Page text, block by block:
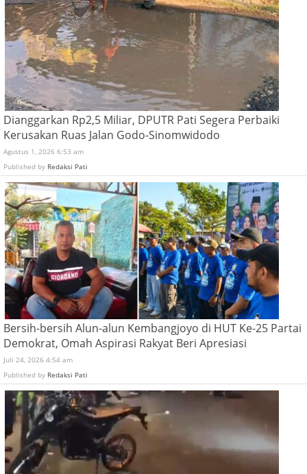
Dianggarkan Rp2,5 Miliar, DPUTR Pati Segera Perbaiki
Kerusakan Ruas Jalan Godo-Sinomwidodo
Agustus 1, 2026 6:53 am
Published by Redaksi Pati
Bersih-bersih Alun-alun Kembangjoyo di HUT Ke-25 Partai
Demokrat, Omah Aspirasi Rakyat Beri Apresiasi
Juli 24, 2026 4:54 am
Published by Redaksi Pati